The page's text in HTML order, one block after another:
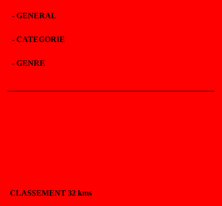
- GENERAL
- CATEGORIE
- GENRE
CLASSEMENT 32 kms